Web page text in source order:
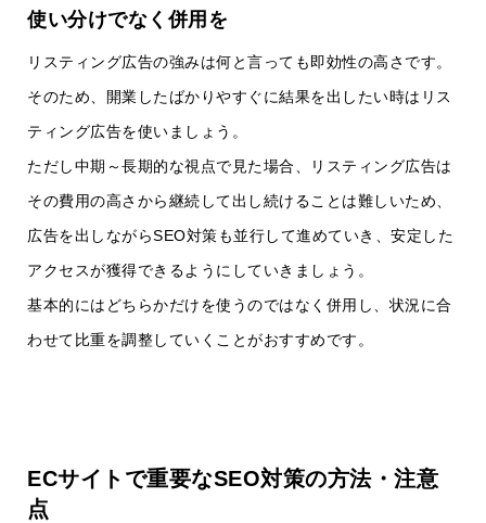
使い分けでなく併用を
リスティング広告の強みは何と言っても即効性の高さです。
そのため、開業したばかりやすぐに結果を出したい時はリス
ティング広告を使いましょう。
ただし中期～長期的な視点で見た場合、リスティング広告は
その費用の高さから継続して出し続けることは難しいため、
広告を出しながらSEO対策も並行して進めていき、安定した
アクセスが獲得できるようにしていきましょう。
基本的にはどちらかだけを使うのではなく併用し、状況に合
わせて比重を調整していくことがおすすめです。
ECサイトで重要なSEO対策の方法・注意
点